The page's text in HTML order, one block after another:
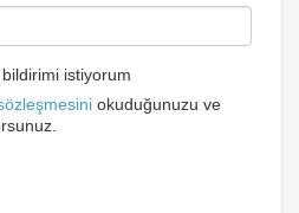
istiyorum
okuduğunuzu ve